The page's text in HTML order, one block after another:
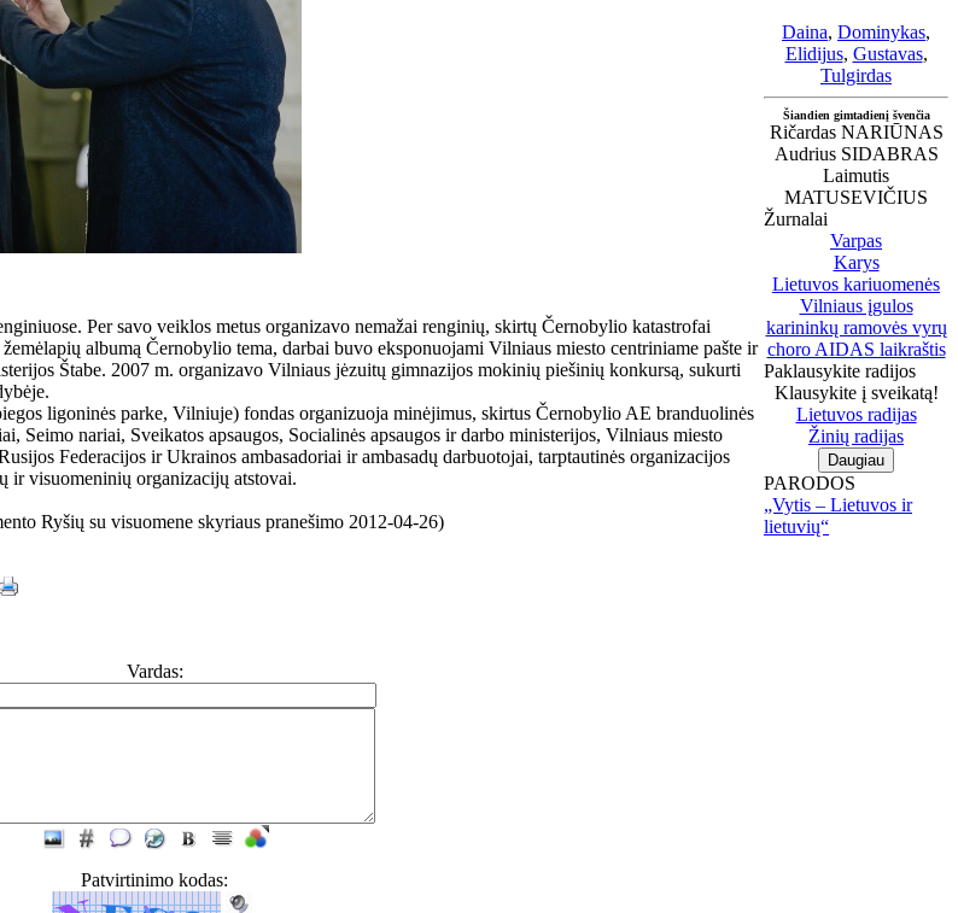
Per savo veiklos metus organizavo nemažai renginių, skirtų Černobylio katastrofai
albumą Černobylio tema, darbai buvo eksponuojami Vilniaus miesto centriniame pašte ir
Štabe. 2007 m. organizavo Vilniaus jėzuitų gimnazijos mokinių piešinių konkursą, sukurti
ligoninės parke, Vilniuje) fondas organizuoja minėjimus, skirtus Černobylio AE branduolinės
Seimo nariai, Sveikatos apsaugos, Socialinės apsaugos ir darbo ministerijos, Vilniaus miesto
Federacijos ir Ukrainos ambasadoriai ir ambasadų darbuotojai, tarptautinės organizacijos
ir visuomeninių organizacijų atstovai.
Ryšių su visuomene skyriaus pranešimo 2012-04-26)
Vardas:
Patvirtinimo kodas:
Daina, Dominykas,
Elidijus, Gustavas,
Tulgirdas
Šiandien gimtadienį švenčia
Ričardas NARIŪNAS
Audrius SIDABRAS
Laimutis
MATUSEVIČIUS
Žurnalai
Varpas
Karys
Lietuvos kariuomenės
Vilniaus įgulos
karininkų ramovės vyrų
choro AIDAS laikraštis
Paklausykite radijos
Klausykite į sveikatą!
Lietuvos radijas
Žinių radijas
PARODOS
„Vytis – Lietuvos ir
lietuvių“